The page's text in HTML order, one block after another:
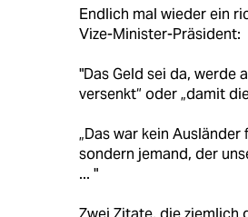
Endlich mal wieder ein
Vize-Minister-Präsident:
"Das Geld sei da, werde
versenkt“ oder „damit
„Das war kein Ausländer
sondern jemand, der
... "